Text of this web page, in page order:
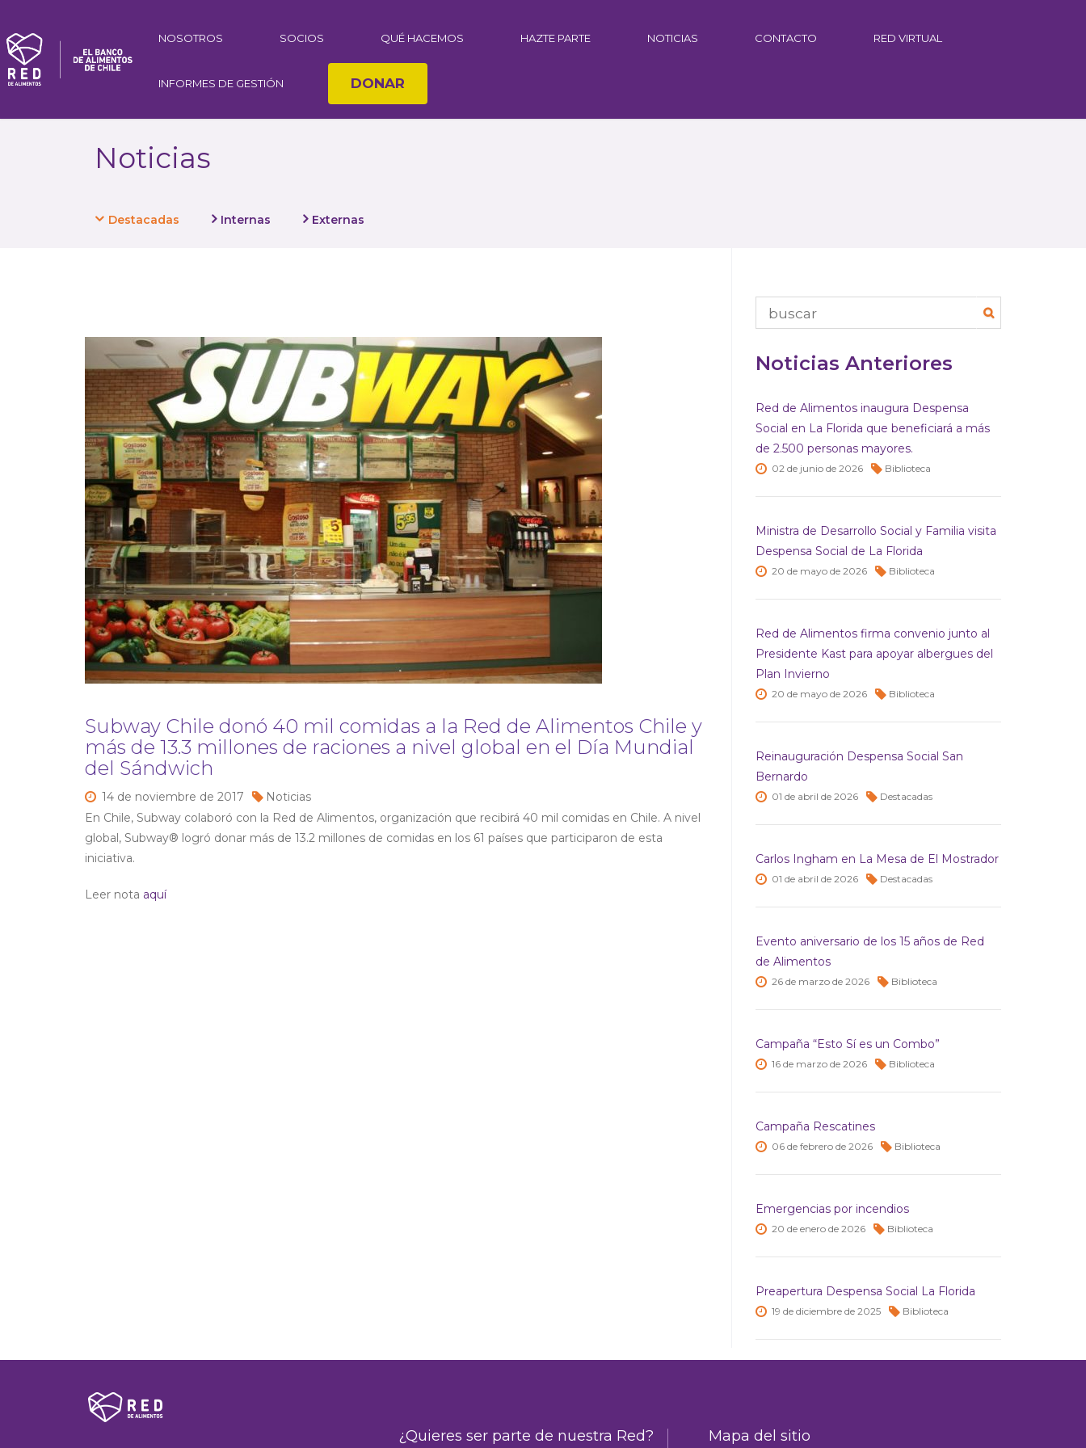
NOSOTROS SOCIOS QUÉ HACEMOS HAZTE PARTE NOTICIAS CONTACTO RED VIRTUAL
INFORMES DE GESTIÓN DONAR
Noticias
Destacadas Internas Externas
Subway Chile donó 40 mil comidas a la Red de Alimentos Chile y
más de 13.3 millones de raciones a nivel global en el Día Mundial
del Sándwich
14 de noviembre de 2017
Noticias
En Chile, Subway colaboró con la Red de Alimentos, organización que recibirá 40 mil comidas en Chile. A nivel
global, Subway® logró donar más de 13.2 millones de comidas en los 61 países que participaron de esta
iniciativa.
Leer nota aquí
Noticias Anteriores
Red de Alimentos inaugura Despensa
Social en La Florida que beneficiará a más
de 2.500 personas mayores.
02 de junio de 2026 Biblioteca
Ministra de Desarrollo Social y Familia visita
Despensa Social de La Florida
20 de mayo de 2026 Biblioteca
Red de Alimentos firma convenio junto al
Presidente Kast para apoyar albergues del
Plan Invierno
20 de mayo de 2026 Biblioteca
Reinauguración Despensa Social San
Bernardo
01 de abril de 2026 Destacadas
Carlos Ingham en La Mesa de El Mostrador
01 de abril de 2026 Destacadas
Evento aniversario de los 15 años de Red
de Alimentos
26 de marzo de 2026 Biblioteca
Campaña “Esto Sí es un Combo”
16 de marzo de 2026 Biblioteca
Campaña Rescatines
06 de febrero de 2026 Biblioteca
Emergencias por incendios
20 de enero de 2026 Biblioteca
Preapertura Despensa Social La Florida
19 de diciembre de 2025 Biblioteca
¿Quieres ser parte de nuestra Red? Mapa del sitio